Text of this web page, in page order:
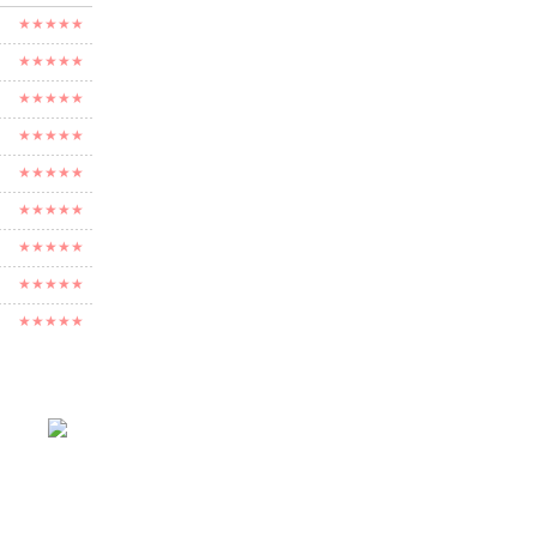
★★★★★
★★★★★
★★★★★
★★★★★
★★★★★
★★★★★
★★★★★
★★★★★
★★★★★